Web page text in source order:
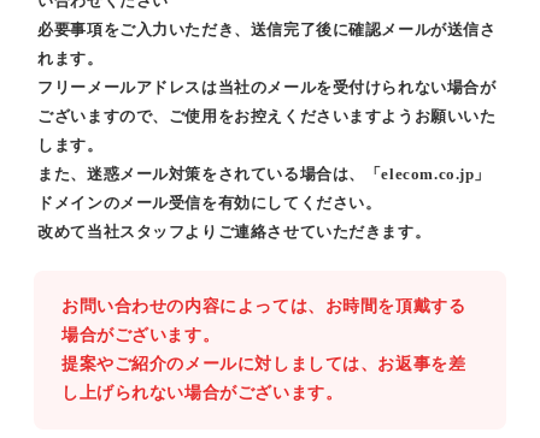
必要事項をご入力いただき、送信完了後に確認メールが送信さ
れます。
フリーメールアドレスは当社のメールを受付けられない場合が
ございますので、ご使用をお控えくださいますようお願いいた
します。
また、迷惑メール対策をされている場合は、「elecom.co.jp」
ドメインのメール受信を有効にしてください。
改めて当社スタッフよりご連絡させていただきます。
お問い合わせの内容によっては、お時間を頂戴する
場合がございます。
提案やご紹介のメールに対しましては、お返事を差
し上げられない場合がございます。